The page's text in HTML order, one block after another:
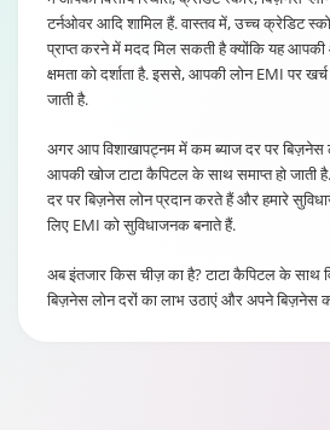
टर्नओवर आदि शामिल हैं. वास्तव में, उच्च क्रेडिट
प्राप्त करने में मदद मिल सकती है क्योंकि यह
क्षमता को दर्शाता है. इससे, आपकी लोन EMI पर खर्च
जाती है.
अगर आप विशाखापट्नम में कम ब्याज दर पर बिज़नेस
आपकी खोज टाटा कैपिटल के साथ समाप्त हो जाती
दर पर बिज़नेस लोन प्रदान करते हैं और हमारे
लिए EMI को सुविधाजनक बनाते हैं.
अब इंतजार किस चीज़ का है? टाटा कैपिटल के साथ
बिज़नेस लोन दरों का लाभ उठाएं और अपने